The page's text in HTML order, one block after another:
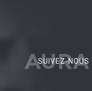
AURA
SUIVEZ-NOUS